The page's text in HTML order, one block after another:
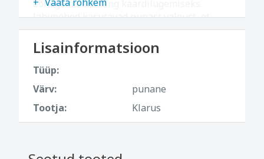
öönägemiseks ning kaardilugemiseks.
Jahimehed kasutavad punast valgust, et
loomi mitte häirida - loomad näevad punast
spektrit halvasti. Ei tõmba putukaid ligi.
Militaartegevusteks.
Vaata rohkem
Lisainformatsioon
Tüüp:
Värv:
punane
Tootja:
Klarus